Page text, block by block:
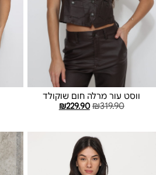
ווסט עור מרלה חום שוקולד
₪319.90
₪229.90